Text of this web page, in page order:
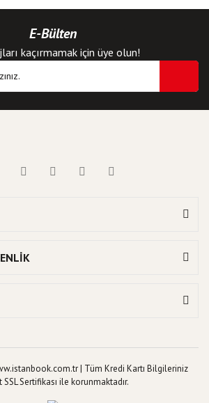
E-Bülten
kaçırmamak için üye olun!
| Tüm Kredi Kartı Bilgileriniz
SSL Sertifikası ile korunmaktadır.